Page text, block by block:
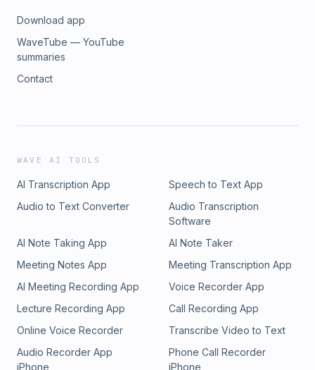
Download app
WaveTube — YouTube
summaries
Contact
WAVE AI TOOLS
AI Transcription App
Speech to Text App
Audio to Text Converter
Audio Transcription
Software
AI Note Taking App
AI Note Taker
Meeting Notes App
Meeting Transcription App
AI Meeting Recording App
Voice Recorder App
Lecture Recording App
Call Recording App
Online Voice Recorder
Transcribe Video to Text
Audio Recorder App
iPhone
Phone Call Recorder
iPhone